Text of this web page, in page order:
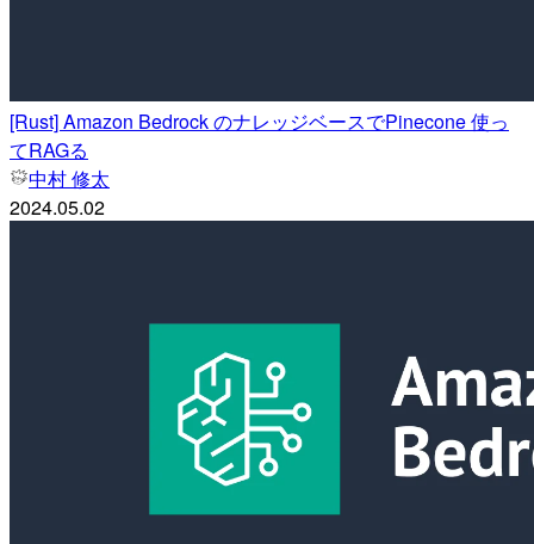
[Rust] Amazon Bedrock のナレッジベースでPinecone 使っ
てRAGる
中村 修太
2024.05.02